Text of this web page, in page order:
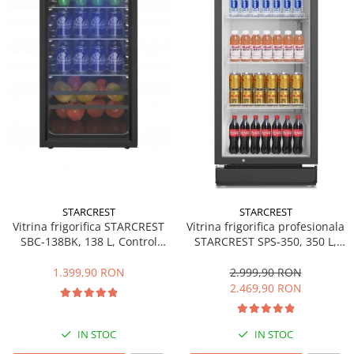
Cuptoare cu microunde
Cuptoare cu microunde
Hote de bucatarie
Incorporabile
Aparate frigorifice incorporabile
Plite incorporabile
Masini spalat vase
Plite standard
Vitrine frigorifice
STARCREST
Vitrina frigorifica STARCREST
SBC-138BK, 138 L, Control
cm, Negru
1.399,90 RON
IN STOC
STARCREST
Vitrina frigorifica profesionala
STARCREST SPS-350, 350 L,
LED, H 194.5 cm, Negru
2.999,90 RON
2.469,90 RON
IN STOC